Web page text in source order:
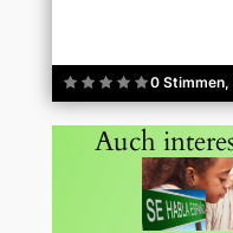
0
Auch